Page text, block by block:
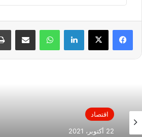
لينكدإن واتساب مشاركة عبر البريد
اقتصاد
22 أكتوبر، 2021